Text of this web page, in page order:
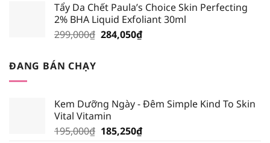
là:
219,000₫.
tại
là:
208,050₫.
Tẩy Da Chết Paula’s Choice Skin Perfecting
2% BHA Liquid Exfoliant 30ml
299,000₫ Giá
284,050₫Giá
ĐANG BÁN CHẠY
Kem Dưỡng Ngày - Đêm Simple Kind To Skin
Vital Vitamin
195,000₫ Giá
185,250₫Giá